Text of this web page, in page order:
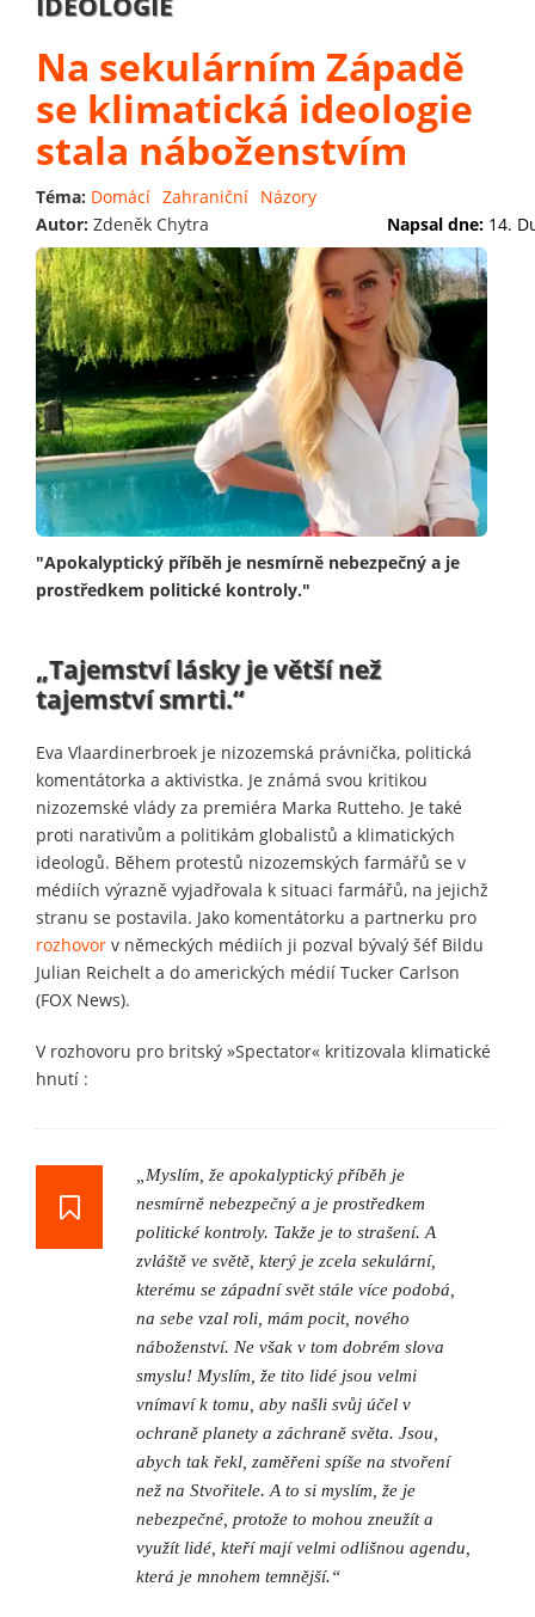
Na sekulárním Západě
se klimatická ideologie
stala náboženstvím
Téma: Domácí Zahraniční Názory
Autor: Zdeněk Chytra Napsal dne: 14.
"Apokalyptický příběh je nesmírně nebezpečný a je
prostředkem politické kontroly."
„Tajemství lásky je větší než
tajemství smrti.“
Eva Vlaardinerbroek je nizozemská právnička, politická
komentátorka a aktivistka. Je známá svou kritikou
nizozemské vlády za premiéra Marka Rutteho. Je také
proti narativům a politikám globalistů a klimatických
ideologů. Během protestů nizozemských farmářů se v
médiích výrazně vyjadřovala k situaci farmářů, na jejichž
stranu se postavila. Jako komentátorku a partnerku pro
rozhovor v německých médiích ji pozval bývalý šéf Bildu
Julian Reichelt a do amerických médií Tucker Carlson
(FOX News).
V rozhovoru pro britský »Spectator« kritizovala klimatické
hnutí :
„Myslím, že apokalyptický příběh je
nesmírně nebezpečný a je prostředkem
politické kontroly. Takže je to strašení. A
zvláště ve světě, který je zcela sekulární,
kterému se západní svět stále více podobá,
na sebe vzal roli, mám pocit, nového
náboženství. Ne však v tom dobrém slova
smyslu! Myslím, že tito lidé jsou velmi
vnímaví k tomu, aby našli svůj účel v
ochraně planety a záchraně světa. Jsou,
abych tak řekl, zaměřeni spíše na stvoření
než na Stvořitele. A to si myslím, že je
nebezpečné, protože to mohou zneužít a
využít lidé, kteří mají velmi odlišnou agendu,
která je mnohem temnější.“